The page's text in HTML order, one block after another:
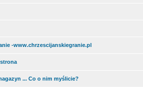
-www.chrzescijanskiegranie.pl
... Co o nim myślicie?